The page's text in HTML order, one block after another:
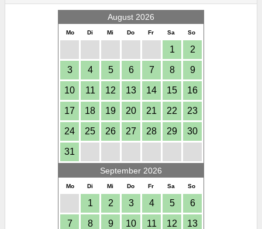
August 2026
Mo Di Mi Do Fr Sa So
1 2
3 4 5 6 7 8 9
10 11 12 13 14 15 16
17 18 19 20 21 22 23
24 25 26 27 28 29 30
31
September 2026
Mo Di Mi Do Fr Sa So
1 2 3 4 5 6
7 8 9 10 11 12 13